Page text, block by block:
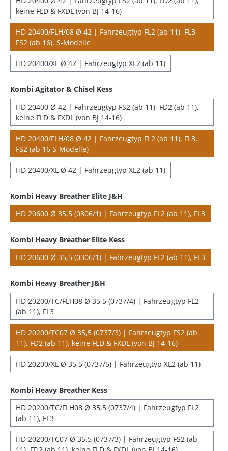
keine FLD & FXDL (von BJ 14-16)
HD 20400/FLH/08 Ø 42 | Fahrzeugtyp FL2 (ab 11), FL3,
FS2 (ab 16), S-Modelle
HD 20400/XL Ø 42 | Fahrzeugtyp XL2 (ab 11)
Kombi Agitator & Chisel Kess
HD 20400 Ø 42 | Fahrzeugtyp FS2 (ab 11), FD2 (ab 11),
keine FLD & FXDL (von BJ 14-16)
HD 20400/FLH/08 Ø 42 | Fahrzeugtyp FL2 (ab 11), FL3,
FS2 (ab 16 S-Modelle)
HD 20400/XL Ø 42 | Fahrzeugtyp XL2 (ab 11)
Kombi Heavy Breather Elite J&H
HD 20600 Ø 35,5 (0306/1) | Fahrzeugtyp FL2 (ab 11), FL3
Kombi Heavy Breather Elite Kess
HD 20600 Ø 35,5 (0306/1) | Fahrzeugtyp FL2 (ab 11), FL3
Kombi Heavy Breather J&H
HD 20200/TC/FLH08 Ø 35,5 (0737/4) | Fahrzeugtyp FL2
(ab 11), FL3
HD 20200/TC07 Ø 35,5 (0737/3) | Fahrzeugtyp FS2 (ab
11), FD2 (ab 11), keine FLD & FXDL (von BJ 14-16)
HD 20200/XL Ø 35,5 (0737/5) | Fahrzeugtyp XL2 (ab 11)
Kombi Heavy Breather Kess
HD 20200/TC/FLH08 Ø 35,5 (0737/4) | Fahrzeugtyp FL2
(ab 11), FL3
HD 20200/TC07 Ø 35,5 (0737/3) | Fahrzeugtyp FS2 (ab